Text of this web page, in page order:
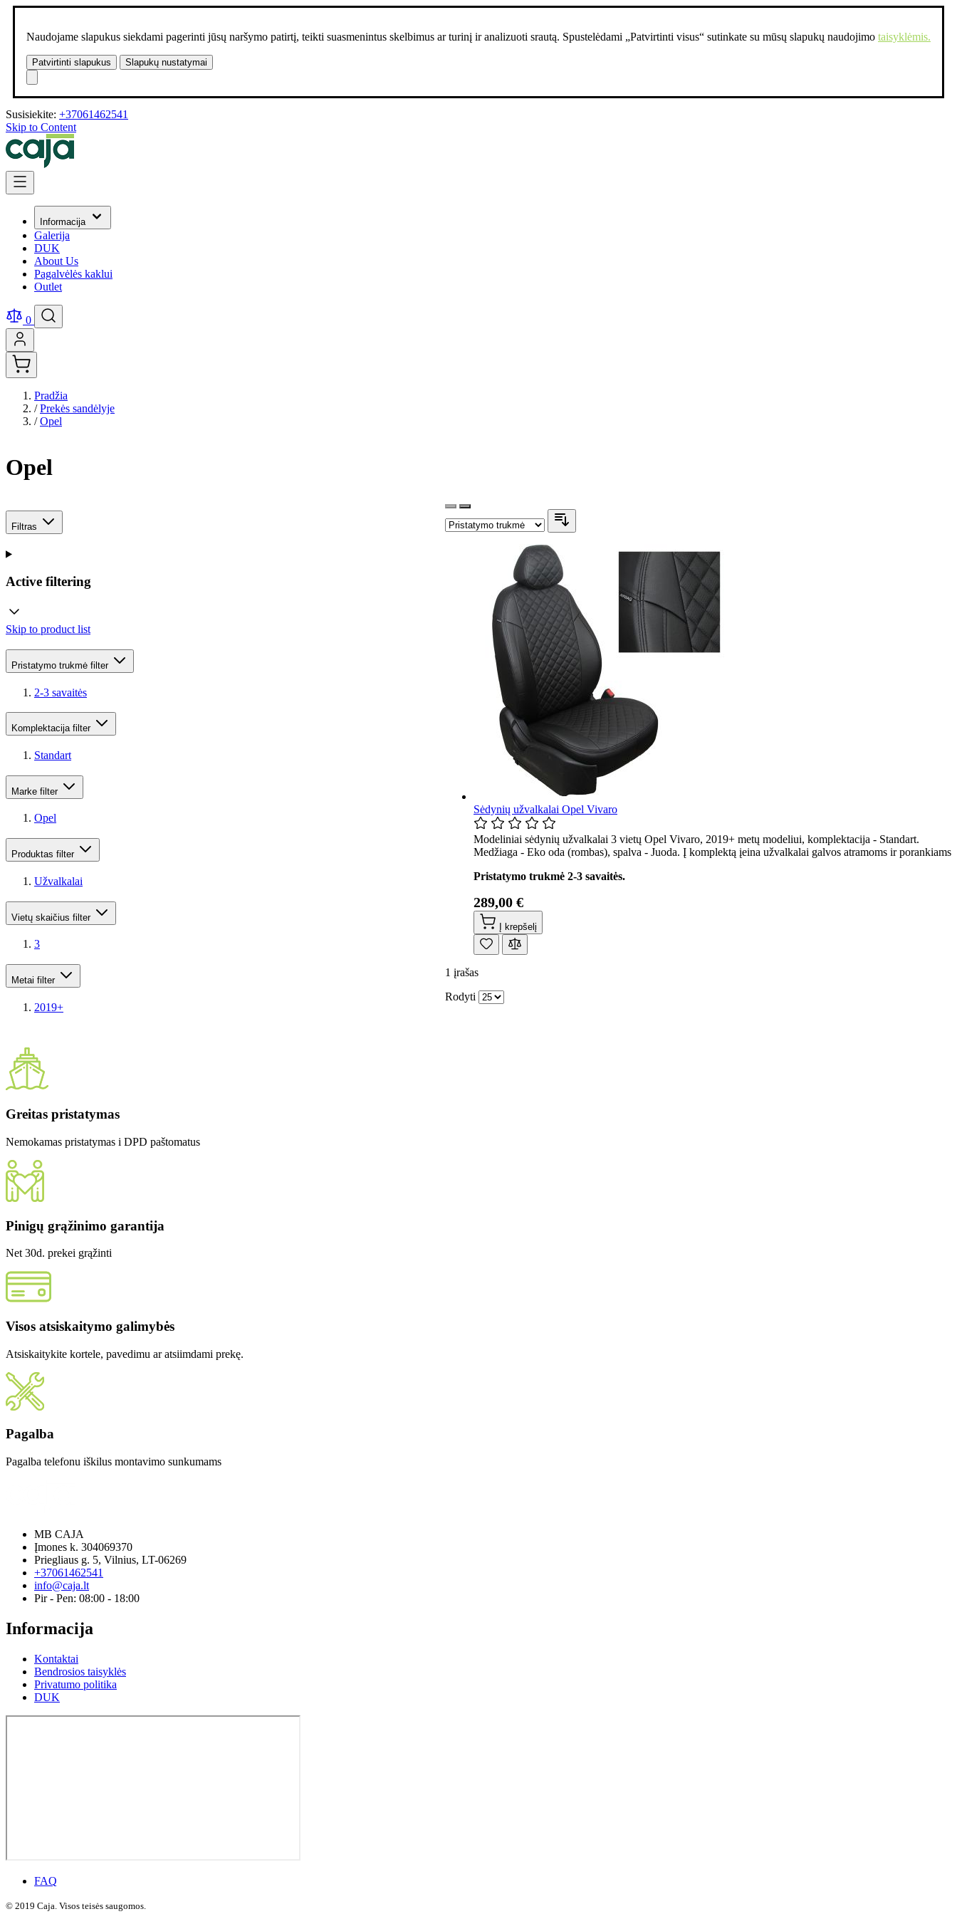
Naudojame slapukus siekdami pagerinti jūsų naršymo patirtį, teikti suasmenintus skelbimus ar turinį ir analizuoti srautą. Spustelėdami „Patvirtinti visus“ sutinkate su mūsų slapukų naudojimo taisyklėmis.
Patvirtinti slapukus Slapukų nustatymai
Susisiekite: +37061462541
Skip to Content
Informacija
Galerija
DUK
About Us
Pagalvėlės kaklui
Outlet
0
Pradžia
/ Prekės sandėlyje
/ Opel
Opel
Filtras
Active filtering
Skip to product list
Pristatymo trukmė filter
2-3 savaitės
Komplektacija filter
Standart
Marke filter
Opel
Produktas filter
Užvalkalai
Vietų skaičius filter
3
Metai filter
2019+
Sėdynių užvalkalai Opel Vivaro
Modeliniai sėdynių užvalkalai 3 vietų Opel Vivaro, 2019+ metų modeliui, komplektacija - Standart.
Medžiaga - Eko oda (rombas), spalva - Juoda. Į komplektą įeina užvalkalai galvos atramoms ir porankiams
Pristatymo trukmė 2-3 savaitės.
289,00 €
Į krepšelį
1 įrašas
Rodyti
Greitas pristatymas
Nemokamas pristatymas i DPD paštomatus
Pinigų grąžinimo garantija
Net 30d. prekei grąžinti
Visos atsiskaitymo galimybės
Atsiskaitykite kortele, pavedimu ar atsiimdami prekę.
Pagalba
Pagalba telefonu iškilus montavimo sunkumams
MB CAJA
Įmones k. 304069370
Priegliaus g. 5, Vilnius, LT-06269
+37061462541
info@caja.lt
Pir - Pen: 08:00 - 18:00
Informacija
Kontaktai
Bendrosios taisyklės
Privatumo politika
DUK
FAQ
© 2019 Caja. Visos teisės saugomos.